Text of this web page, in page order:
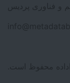
و فناوری پردیس
محفوظ است.